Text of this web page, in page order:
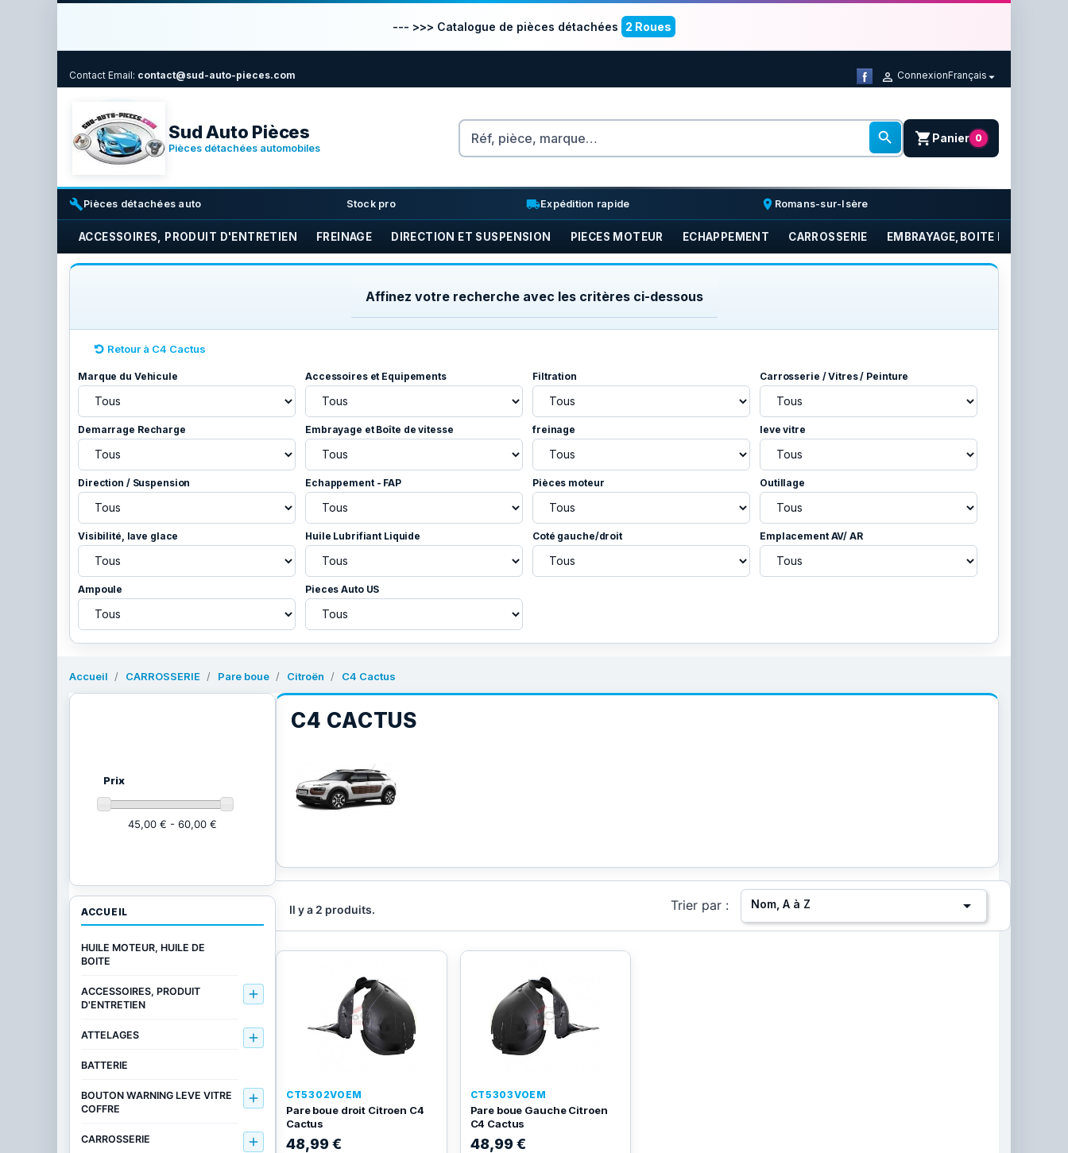
--- >>> Catalogue de pièces détachées 2 Roues
Contact Email: contact@sud-auto-pieces.com  ConnexionFrançais
Sud Auto Pièces
Pièces détachées automobiles
Rechercher
 shopping_cartPanier 0
buildPièces détachées auto inventory_2
Stock pro local_shippingExpédition rapide place Romans-sur-Isère
ACCESSOIRES, PRODUIT D'ENTRETIEN FREINAGE DIRECTION ET SUSPENSION PIECES MOTEUR ECHAPPEMENT CARROSSERIE EMBRAYAGE,BOITE DE
Affinez votre recherche avec les critères ci-dessous
Retour à C4 Cactus
Marque du Vehicule Accessoires et Equipements Filtration Carrosserie / Vitres / Peinture
Demarrage Recharge Embrayage et Boîte de vitesse freinage leve vitre
Direction / Suspension Echappement - FAP Pièces moteur Outillage
Visibilité, lave glace Huile Lubrifiant Liquide Coté gauche/droit Emplacement AV/ AR
Ampoule Pieces Auto US
Accueil CARROSSERIE Pare boue Citroën C4 Cactus
C4 CACTUS
Il y a 2 produits. Trier par : Nom, A à Z 
CT5302VOEM
Pare boue droit Citroen C4
Cactus
48,99 €
CT5303VOEM
Pare boue Gauche Citroen
C4 Cactus
48,99 €
Prix
45,00 € - 60,00 €
ACCUEIL
HUILE MOTEUR, HUILE DE
BOITE
ACCESSOIRES, PRODUIT
D'ENTRETIEN

ATTELAGES 
BATTERIE
BOUTON WARNING LEVE VITRE
COFFRE

CARROSSERIE 